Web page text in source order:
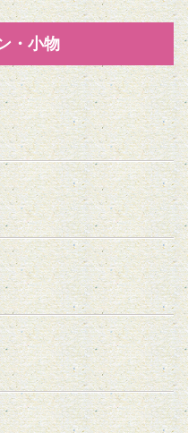
・小物